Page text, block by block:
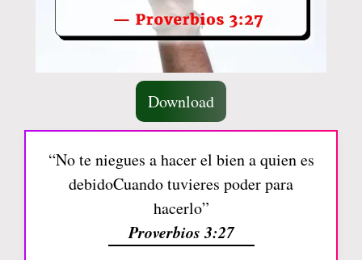
Download
“No te niegues a hacer el bien a quien es
debidoCuando tuvieres poder para
hacerlo”
Proverbios 3:27